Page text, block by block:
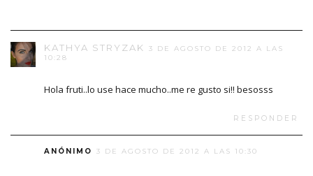
KATHYA STRYZAK
3 DE AGOSTO DE 2012 A LAS
10:28
Hola fruti..lo use hace mucho..me re gusto si!! besosss
RESPONDER
ANÓNIMO 3 DE AGOSTO DE 2012 A LAS 10:30